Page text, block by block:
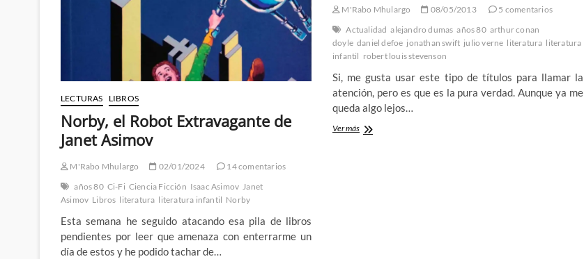
LECTURAS LIBROS
Norby, el Robot Extravagante de
Janet Asimov
M'Rabo Mhulargo 02/01/2024
14 comentarios
años 80 Ci-Fi Ciencia Ficción Isaac Asimov Janet
Asimov Libros literatura literatura infantil Norby
Esta semana he seguido atacando esa pila de libros
pendientes por leer que amenaza con enterrarme un
día de estos y he podido tachar de…
M'Rabo Mhulargo 08/05/2013
5 comentarios
Actualidad alejandro dumas años 80 arthur conan
doyle daniel defoe jonathan swift julio verne literatura literatura
infantil robert louis stevenson
Si, me gusta usar este tipo de títulos para llamar la
atención, pero es que es la pura verdad. Aunque ya me
queda algo lejos…
Ver másMe